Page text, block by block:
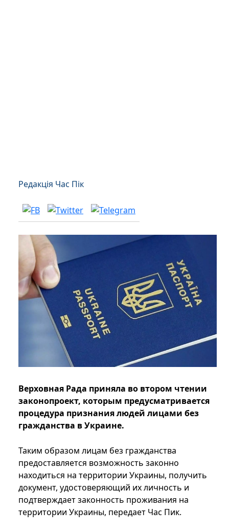
Редакція Час Пік
Верховная Рада приняла во втором чтении
законопроект, которым предусматривается
процедура признания людей лицами без
гражданства в Украине.
Таким образом лицам без гражданства
предоставляется возможность законно
находиться на территории Украины, получить
документ, удостоверяющий их личность и
подтверждает законность проживания на
территории Украины, передает Час Пик.